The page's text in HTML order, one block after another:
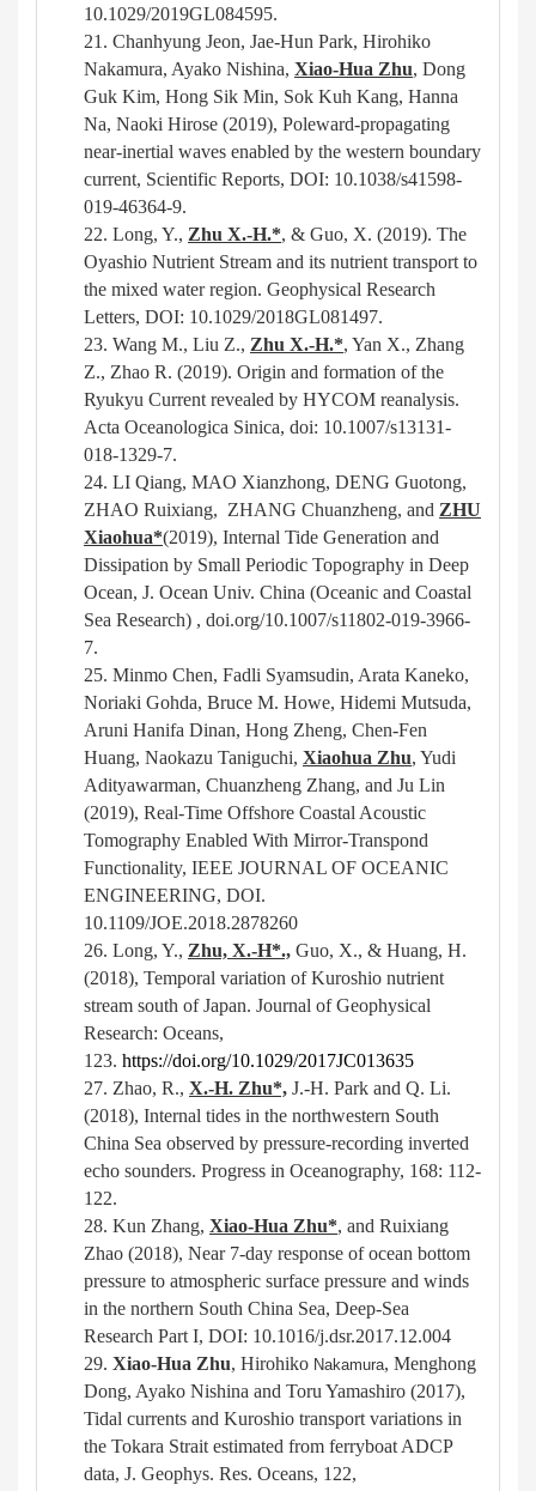
10.1029/2019GL084595.
21. Chanhyung Jeon, Jae-Hun Park, Hirohiko
Nakamura, Ayako Nishina, Xiao-Hua Zhu, Dong
Guk Kim, Hong Sik Min, Sok Kuh Kang, Hanna
Na, Naoki Hirose (2019), Poleward-propagating
near-inertial waves enabled by the western boundary
current, Scientific Reports, DOI: 10.1038/s41598-
019-46364-9.
22. Long, Y., Zhu X.-H.*, & Guo, X. (2019). The
Oyashio Nutrient Stream and its nutrient transport to
the mixed water region. Geophysical Research
Letters, DOI: 10.1029/2018GL081497.
23. Wang M., Liu Z., Zhu X.-H.*, Yan X., Zhang
Z., Zhao R. (2019). Origin and formation of the
Ryukyu Current revealed by HYCOM reanalysis.
Acta Oceanologica Sinica, doi: 10.1007/s13131-
018-1329-7.
24. LI Qiang, MAO Xianzhong, DENG Guotong,
ZHAO Ruixiang, ZHANG Chuanzheng, and ZHU
Xiaohua*(2019), Internal Tide Generation and
Dissipation by Small Periodic Topography in Deep
Ocean, J. Ocean Univ. China (Oceanic and Coastal
Sea Research) , doi.org/10.1007/s11802-019-3966-
7.
25. Minmo Chen, Fadli Syamsudin, Arata Kaneko,
Noriaki Gohda, Bruce M. Howe, Hidemi Mutsuda,
Aruni Hanifa Dinan, Hong Zheng, Chen-Fen
Huang, Naokazu Taniguchi, Xiaohua Zhu, Yudi
Adityawarman, Chuanzheng Zhang, and Ju Lin
(2019), Real-Time Offshore Coastal Acoustic
Tomography Enabled With Mirror-Transpond
Functionality, IEEE JOURNAL OF OCEANIC
ENGINEERING, DOI.
10.1109/JOE.2018.2878260
26. Long, Y., Zhu, X.-H*., Guo, X., & Huang, H.
(2018), Temporal variation of Kuroshio nutrient
stream south of Japan. Journal of Geophysical
Research: Oceans,
123. https://doi.org/10.1029/2017JC013635
27. Zhao, R., X.-H. Zhu*, J.-H. Park and Q. Li.
(2018), Internal tides in the northwestern South
China Sea observed by pressure-recording inverted
echo sounders. Progress in Oceanography, 168: 112-
122.
28. Kun Zhang, Xiao-Hua Zhu*, and Ruixiang
Zhao (2018), Near 7-day response of ocean bottom
pressure to atmospheric surface pressure and winds
in the northern South China Sea, Deep-Sea
Research Part I, DOI: 10.1016/j.dsr.2017.12.004
29. Xiao-Hua Zhu, Hirohiko Nakamura, Menghong
Dong, Ayako Nishina and Toru Yamashiro (2017),
Tidal currents and Kuroshio transport variations in
the Tokara Strait estimated from ferryboat ADCP
data, J. Geophys. Res. Oceans, 122,